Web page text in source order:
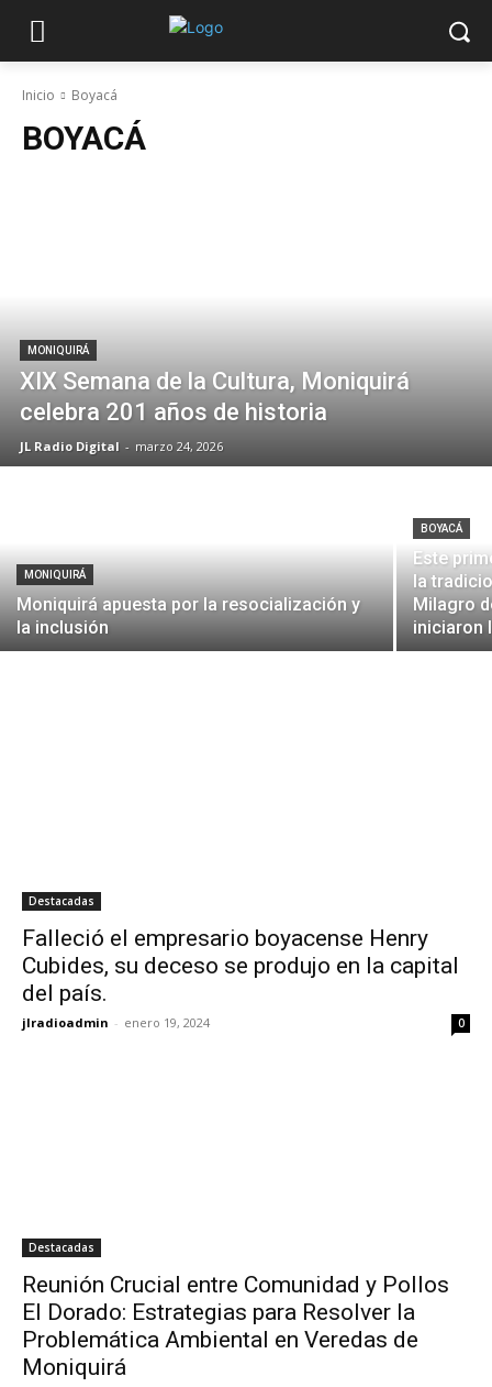
Inicio Boyacá
BOYACÁ
MONIQUIRÁ
XIX Semana de la Cultura, Moniquirá
celebra 201 años de historia
JL Radio Digital - marzo 24, 2026
MONIQUIRÁ
Moniquirá apuesta por la resocialización y
la inclusión
BOYACÁ
Este
la
Milagro
iniciaron
Destacadas
Falleció el empresario boyacense Henry
Cubides, su deceso se produjo en la capital
del país.
jlradioadmin - enero 19, 2024 0
Destacadas
Reunión Crucial entre Comunidad y Pollos
El Dorado: Estrategias para Resolver la
Problemática Ambiental en Veredas de
Moniquirá